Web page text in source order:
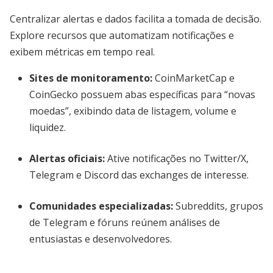
Centralizar alertas e dados facilita a tomada de decisão.
Explore recursos que automatizam notificações e
exibem métricas em tempo real.
Sites de monitoramento:CoinMarketCap e
CoinGecko possuem abas específicas para “novas
moedas”, exibindo data de listagem, volume e
liquidez.
Alertas oficiais:Ative notificações no Twitter/X,
Telegram e Discord das exchanges de interesse.
Comunidades especializadas:Subreddits, grupos
de Telegram e fóruns reúnem análises de
entusiastas e desenvolvedores.